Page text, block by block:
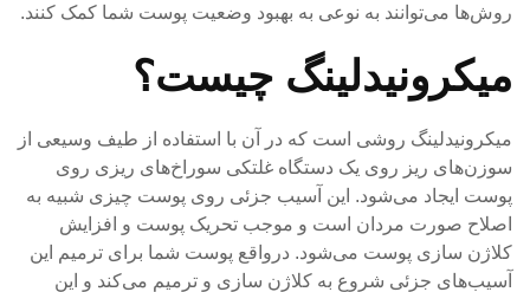
روش‌ها می‌توانند به نوعی به بهبود وضعیت پوست شما کمک کنند.
میکرونیدلینگ چیست؟
میکرونیدلینگ روشی است که در آن با استفاده از طیف وسیعی از
سوزن‌های ریز روی یک دستگاه غلتکی سوراخ‌های ریزی روی
پوست ایجاد می‌شود. این آسیب جزئی روی پوست چیزی شبیه به
اصلاح صورت مردان است و موجب تحریک پوست و افزایش
کلاژن سازی پوست می‌شود. درواقع پوست شما برای ترمیم این
آسیب‌های جزئی شروع به کلاژن سازی و ترمیم می‌کند و این